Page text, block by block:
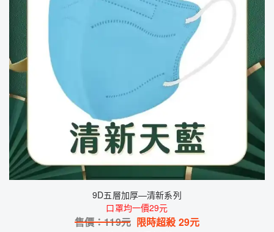
9D五層加厚—清新系列
口罩均一價29元
售價：119元 限時超殺 29元